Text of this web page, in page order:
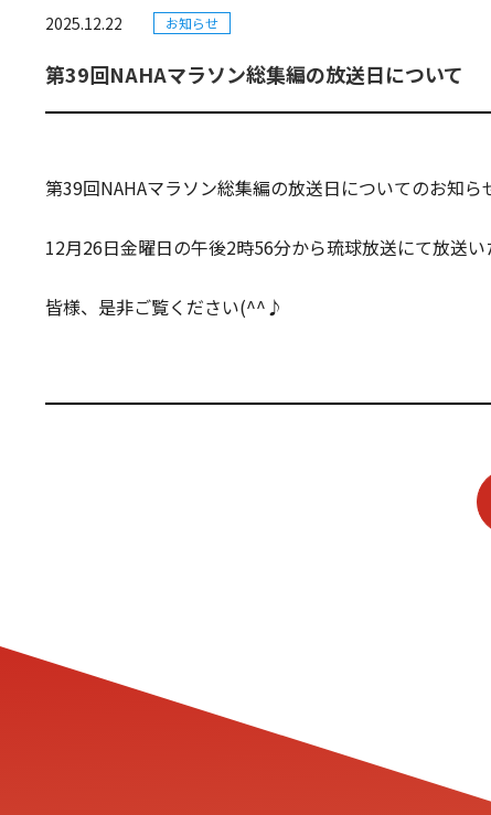
第39回NAHAマラソン総集編の放送日について
2025.12.22 お知らせ
第39回NAHAマラソン総集編の放送日についてのお知ら
12⽉26⽇⾦曜⽇の午後2時56分から琉球放送にて放送い
皆様、是非ご覧ください(^^♪